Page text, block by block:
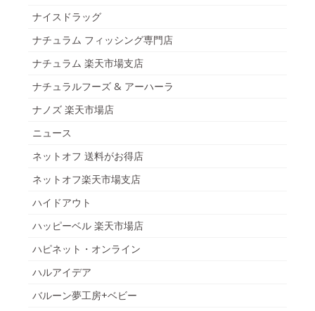
ナイスドラッグ
ナチュラム フィッシング専門店
ナチュラム 楽天市場支店
ナチュラルフーズ & アーハーラ
ナノズ 楽天市場店
ニュース
ネットオフ 送料がお得店
ネットオフ楽天市場支店
ハイドアウト
ハッピーベル 楽天市場店
ハピネット・オンライン
ハルアイデア
バルーン夢工房+ベビー